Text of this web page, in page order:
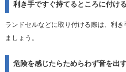
利き手ですぐ持てるところに付ける
ランドセルなどに取り付ける際は、利
ましょう。
危険を感じたらためらわず音を出